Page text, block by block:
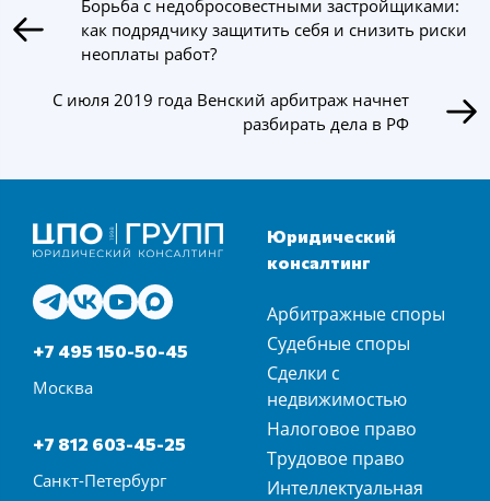
Борьба с недобросовестными застройщиками:
как подрядчику защитить себя и снизить риски
неоплаты работ?
С июля 2019 года Венский арбитраж начнет
разбирать дела в РФ
+7 495 150-50-45
Москва
+7 812 603-45-25
Санкт-Петербург
Юридический
консалтинг
Арбитражные споры
Судебные споры
Сделки с
недвижимостью
Налоговое право
Трудовое право
Интеллектуальная